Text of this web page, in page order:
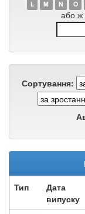
L
M N O
або ж
Сортування:
Тип
Дата
випуску